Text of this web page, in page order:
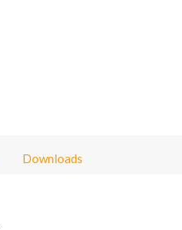
Downloads